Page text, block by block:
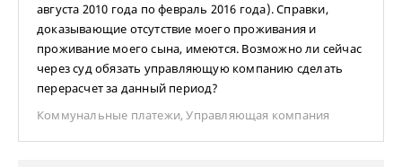
августа 2010 года по февраль 2016 года). Справки,
доказывающие отсутствие моего проживания и
проживание моего сына, имеются. Возможно ли сейчас
через суд обязать управляющую компанию сделать
перерасчет за данный период?
Коммунальные платежи,Управляющая компания